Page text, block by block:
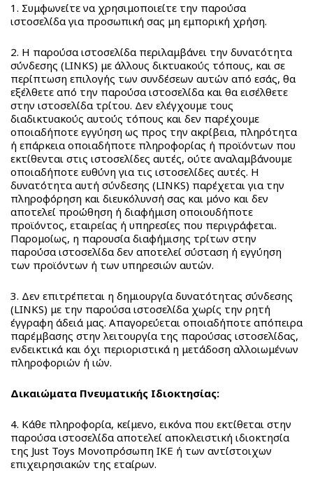
Beauty
3C4G
Beauty
–
Cosmetics
3C4G
Stationery
Unidorables
Pup
A
Dorables
Bambolina
BACK
Bambolina
Bambolina
Αmore
Bambolina
Bambolina
Girlz
Molly
Ballerina
Happy
Pets
Crazy
Animalz
Stumble
Guys
4
SpongeBob
Movie
Monsterflex
BACK
Monsterflex
Monsterflex
Brawl
Stars
Collection
BrainRottiz
Collection
Pocket
Morph3r5
1. Συμφωνείτε να χρησιμοποιείτε την παρούσα
ιστοσελίδα για προσωπική σας μη εμπορική χρήση.
2. Η παρούσα ιστοσελίδα περιλαμβάνει την δυνατότητα
σύνδεσης (LINKS) με άλλους δικτυακούς τόπους, και σε
περίπτωση επιλογής των συνδέσεων αυτών από εσάς, θα
εξέλθετε από την παρούσα ιστοσελίδα και θα εισέλθετε
στην ιστοσελίδα τρίτου. Δεν ελέγχουμε τους
διαδικτυακούς αυτούς τόπους και δεν παρέχουμε
οποιαδήποτε εγγύηση ως προς την ακρίβεια, πληρότητα
ή επάρκεια οποιαδήποτε πληροφορίας ή προϊόντων που
εκτίθενται στις ιστοσελίδες αυτές, ούτε αναλαμβάνουμε
οποιαδήποτε ευθύνη για τις ιστοσελίδες αυτές. Η
δυνατότητα αυτή σύνδεσης (LINKS) παρέχεται για την
πληροφόρηση και διευκόλυνσή σας και μόνο και δεν
αποτελεί προώθηση ή διαφήμιση οποιουδήποτε
προϊόντος, εταιρείας ή υπηρεσίες που περιγράφεται.
Παρομοίως, η παρουσία διαφήμισης τρίτων στην
παρούσα ιστοσελίδα δεν αποτελεί σύσταση ή εγγύηση
των προϊόντων ή των υπηρεσιών αυτών.
3. Δεν επιτρέπεται η δημιουργία δυνατότητας σύνδεσης
(LINKS) με την παρούσα ιστοσελίδα χωρίς την ρητή
έγγραφη άδειά μας. Απαγορεύεται οποιαδήποτε απόπειρα
παρέμβασης στην λειτουργία της παρούσας ιστοσελίδας,
ενδεικτικά και όχι περιοριστικά η μετάδοση αλλοιωμένων
πληροφοριών ή ιών.
Δικαιώματα Πνευματικής Ιδιοκτησίας:
4. Κάθε πληροφορία, κείμενο, εικόνα που εκτίθεται στην
παρούσα ιστοσελίδα αποτελεί αποκλειστική ιδιοκτησία
της Just Toys Μονοπρόσωπη ΙΚΕ ή των αντίστοιχων
επιχειρησιακών της εταίρων.